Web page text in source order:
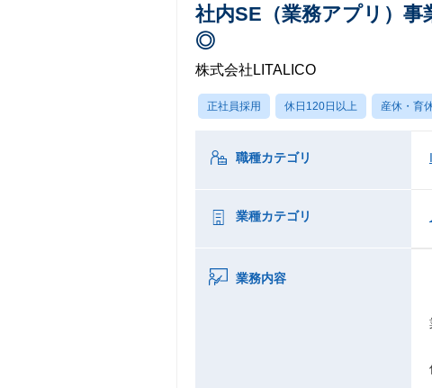
社内SE（業務アプリ）事
◎
株式会社LITALICO
正社員採用 休日120日以上 産休・育
職種カテゴリ
業種カテゴリ
業務内容